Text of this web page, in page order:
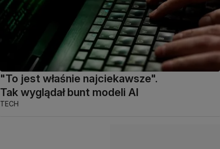
"To jest właśnie najciekawsze".
Tak wyglądał bunt modeli AI
TECH